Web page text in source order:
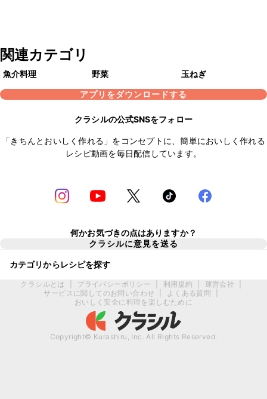
関連カテゴリ
魚介料理 野菜
玉ねぎ
アプリをダウンロードする
クラシルの公式SNSをフォロー
「きちんとおいしく作れる」をコンセプトに、簡単においしく作れる
レシピ動画を毎日配信しています。
何かお気づきの点はありますか？
クラシルに意見を送る
カテゴリからレシピを探す
クラシルとは プライバシーポリシー 利用規約 運営会社
サービスに関してのお問い合わせ
よくある質問
おいしく安全に料理を楽しむために
Copyright© Kurashiru, Inc. All Rights Reserved.